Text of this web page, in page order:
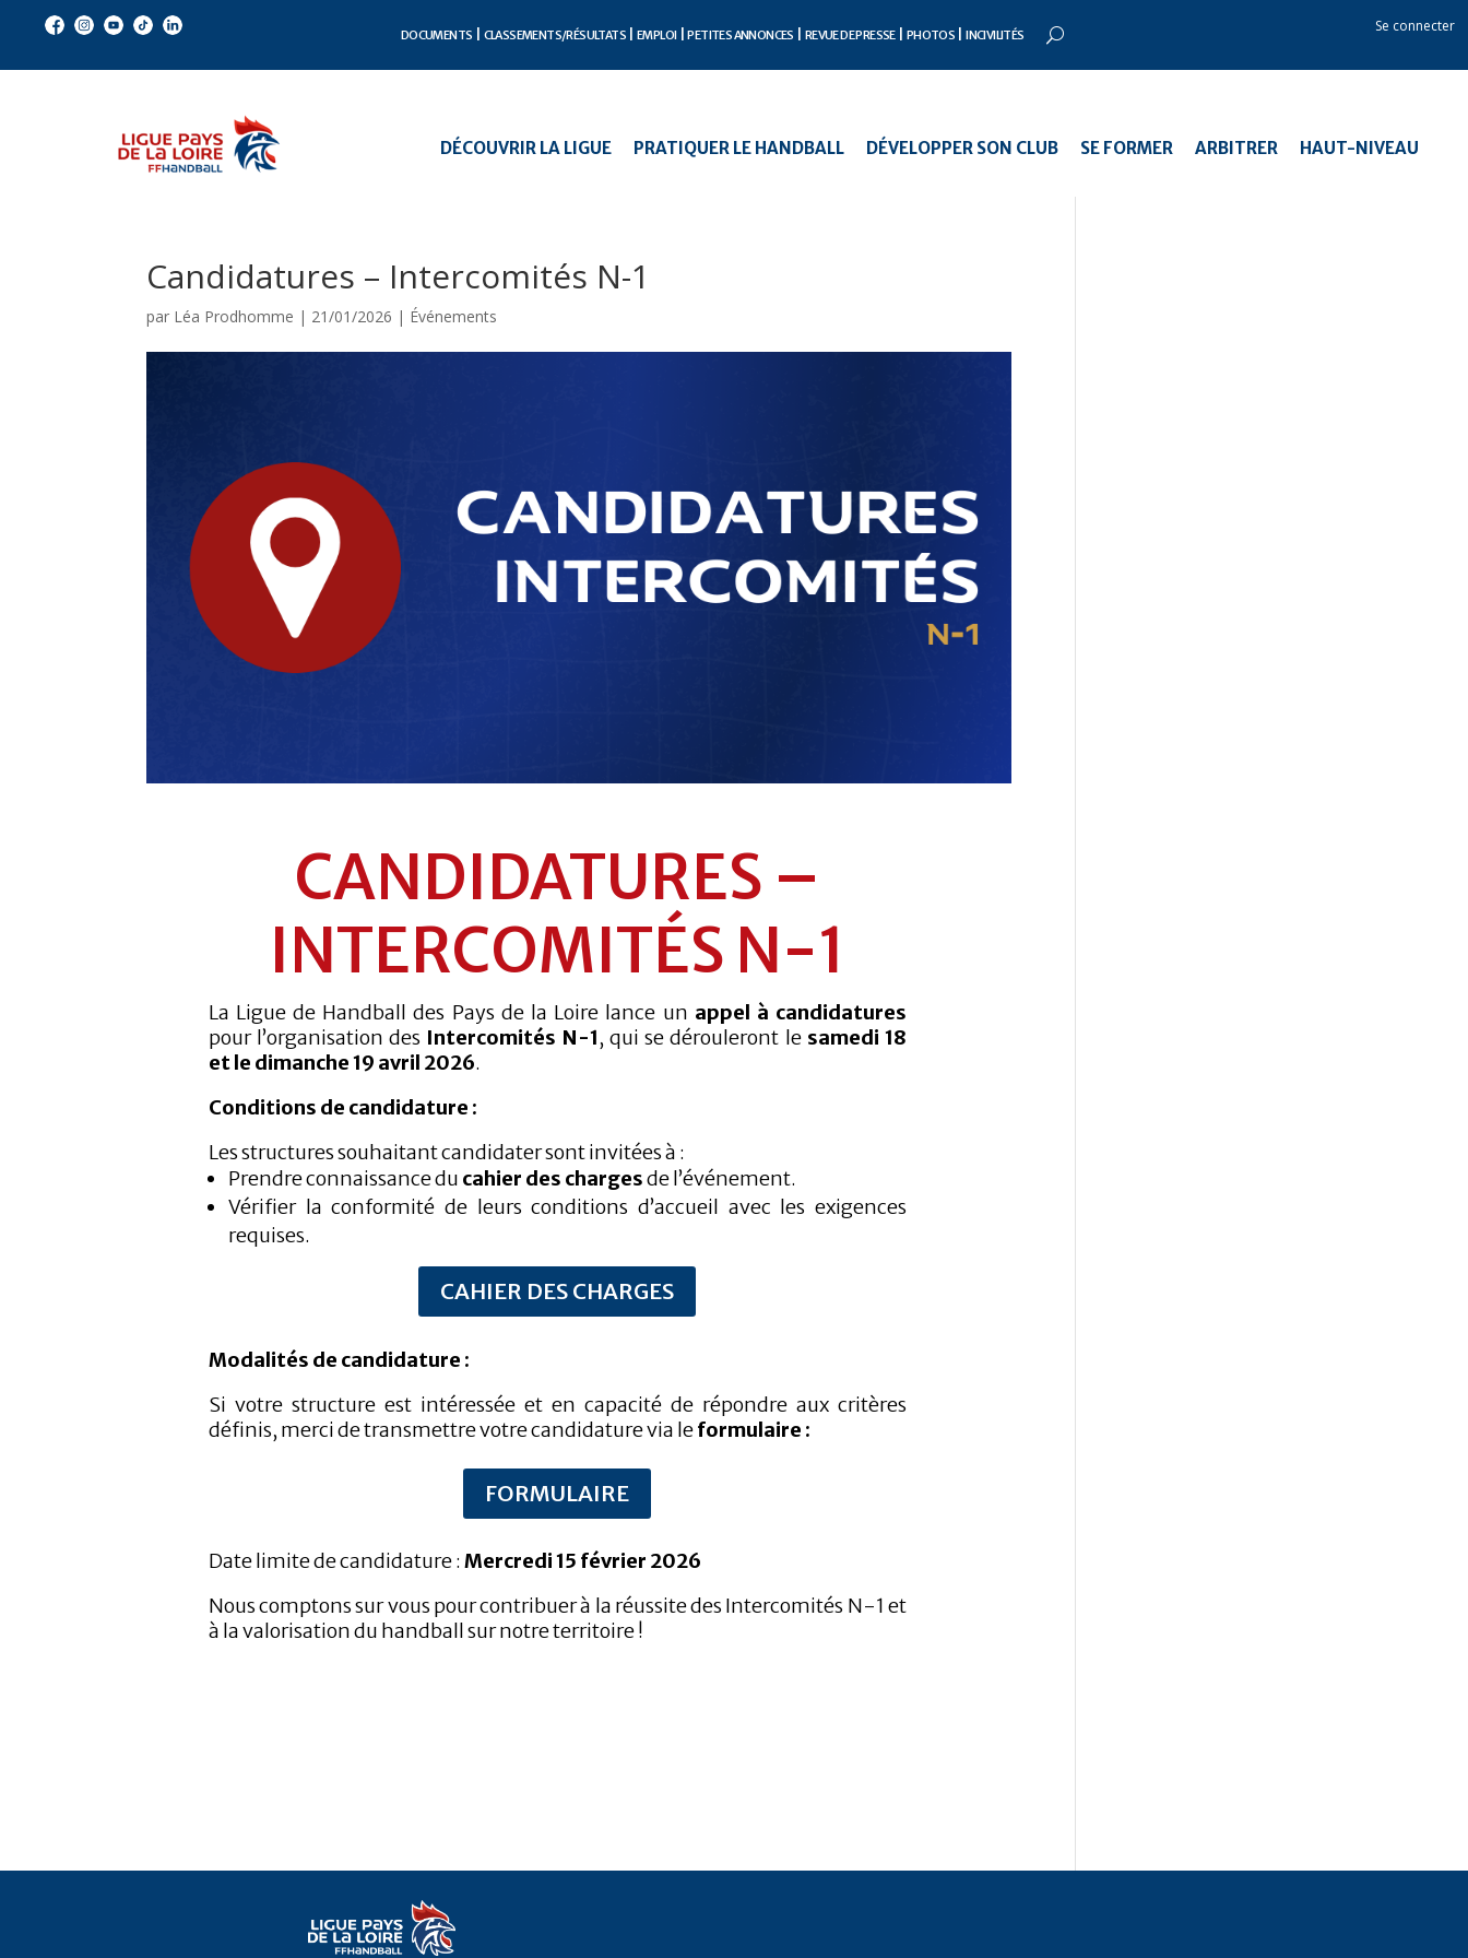
DOCUMENTS CLASSEMENTS/RÉSULTATS EMPLOI PETITES ANNONCES REVUE DE PRESSE PHOTOS INCIVILITÉS
Se connecter
DÉCOUVRIR LA LIGUE PRATIQUER LE HANDBALL DÉVELOPPER SON CLUB SE FORMER ARBITRER HAUT-NIVEAU
Candidatures – Intercomités N-1
par Léa Prodhomme | 21/01/2026 | Événements
CANDIDATURES –
INTERCOMITÉS N-1
La Ligue de Handball des Pays de la Loire lance un appel à candidatures
pour l’organisation des Intercomités N-1, qui se dérouleront le samedi 18
et le dimanche 19 avril 2026.
Conditions de candidature :
Les structures souhaitant candidater sont invitées à :
Prendre connaissance du cahier des chargesde l’événement.
Vérifier la conformité de leurs conditions d’accueil avec les exigences
requises.
CAHIER DES CHARGES
Modalités de candidature :
Si votre structure est intéressée et en capacité de répondre aux critères
définis, merci de transmettre votre candidature via leformulaire :
FORMULAIRE
Date limite de candidature : Mercredi 15 février 2026
Nous comptons sur vous pour contribuer à la réussite des Intercomités N-1 et
à la valorisation du handball sur notre territoire !